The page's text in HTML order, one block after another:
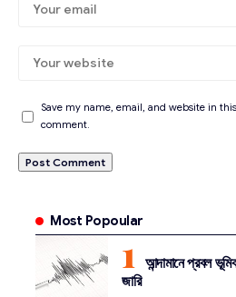
Save my name, email, and website in
comment.
Most Popoular
আন্দামানে প্রবল
জারি